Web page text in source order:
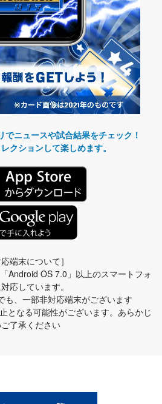
でニュースや試合結果をチェック！
クションして楽しめます。
応端末について］
Android OS 7.0」以上のスマートフォ
応しています。
も、一部非対応端末がございます
となる可能性がございます。あらかじ
了承ください